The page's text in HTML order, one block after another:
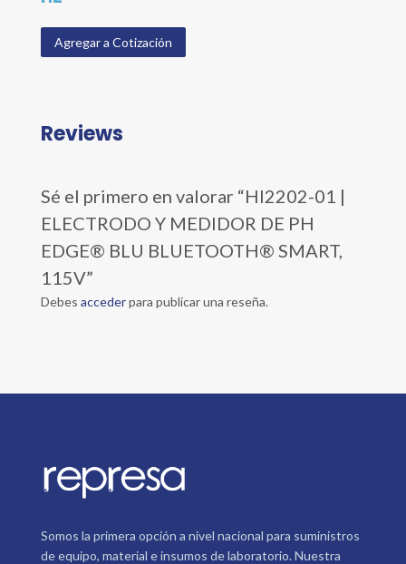
Agregar a Cotización
Reviews
Sé el primero en valorar “HI2202-01 |
ELECTRODO Y MEDIDOR DE PH
EDGE® BLU BLUETOOTH® SMART,
115V”
Debes accederpara publicar una reseña.
Somos la primera opción a nivel nacional para suministros
de equipo, material e insumos de laboratorio. Nuestra